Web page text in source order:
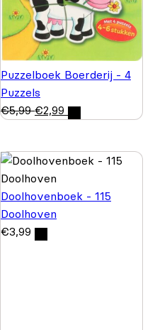
Puzzelboek Boerderij - 4
Puzzels
€5,99 €2,99
Doolhovenboek - 115
Doolhoven
€3,99